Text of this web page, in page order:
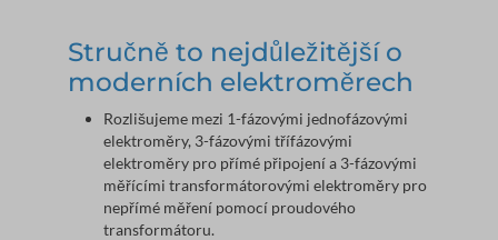
Stručně to nejdůležitější o
moderních elektroměrech
Rozlišujeme mezi 1-fázovými jednofázovými
elektroměry, 3-fázovými třífázovými
elektroměry pro přímé připojení a 3-fázovými
měřícími transformátorovými elektroměry pro
nepřímé měření pomocí proudového
transformátoru.